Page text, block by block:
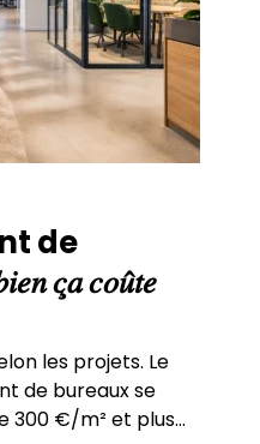
de
𝑐̧𝑎 𝑐𝑜𝑢̂𝑡𝑒
les projets. Le
de bureaux se
300 €/m² et plus